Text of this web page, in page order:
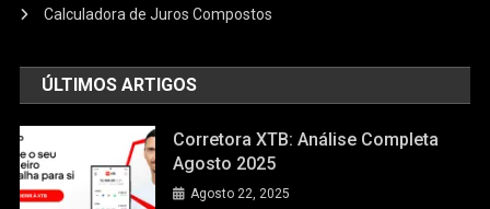
Calculadora de Juros Compostos
ÚLTIMOS ARTIGOS
Corretora XTB: Análise Completa
Agosto 2025
Agosto 22, 2025